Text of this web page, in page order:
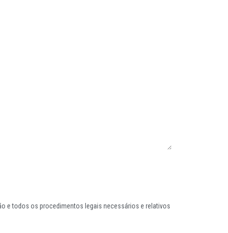
e todos os procedimentos legais necessários e relativos